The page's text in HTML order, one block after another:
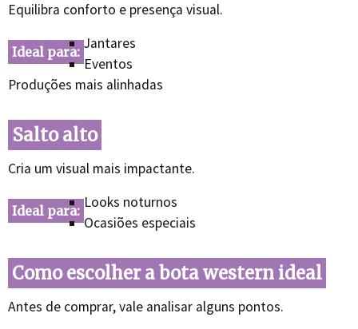
Equilibra conforto e presença visual.
Ideal para: Jantares
Eventos
Produções mais alinhadas
Salto alto
Cria um visual mais impactante.
Ideal para: Looks noturnos
Ocasiões especiais
Como escolher a bota western ideal
Antes de comprar, vale analisar alguns pontos.